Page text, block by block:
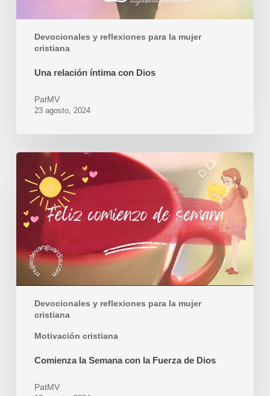
Devocionales y reflexiones para la mujer
cristiana
Una relación íntima con Dios
PatMV
23 agosto, 2024
Devocionales y reflexiones para la mujer
cristiana
Motivación cristiana
Semana
con
Fuerza
de
Comienza la Semana con la Fuerza de Dios
PatMV